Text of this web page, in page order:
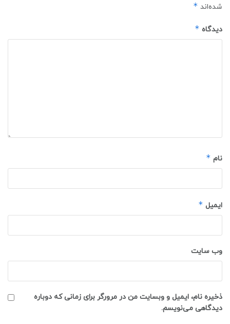
شده‌اند *
دیدگاه *
نام *
ایمیل *
وب‌ سایت
ذخیره نام، ایمیل و وبسایت من در مرورگر برای زمانی که دوباره
دیدگاهی می‌نویسم.